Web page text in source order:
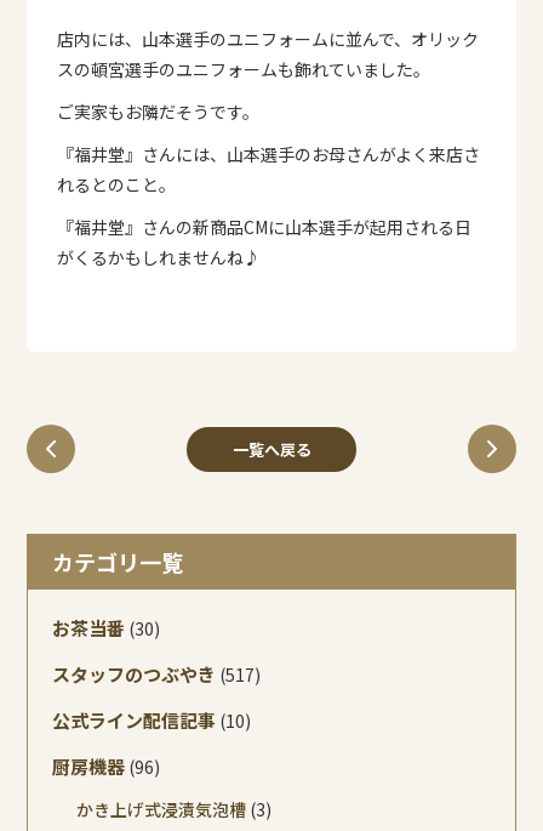
店内には、山本選手のユニフォームに並んで、オリック
スの頓宮選手のユニフォームも飾れていました。
ご実家もお隣だそうです。
『福井堂』さんには、山本選手のお母さんがよく来店さ
れるとのこと。
『福井堂』さんの新商品CMに山本選手が起用される日
がくるかもしれませんね♪
一覧へ戻る
カテゴリ一覧
お茶当番 (30)
スタッフのつぶやき (517)
公式ライン配信記事 (10)
厨房機器 (96)
かき上げ式浸漬気泡槽 (3)